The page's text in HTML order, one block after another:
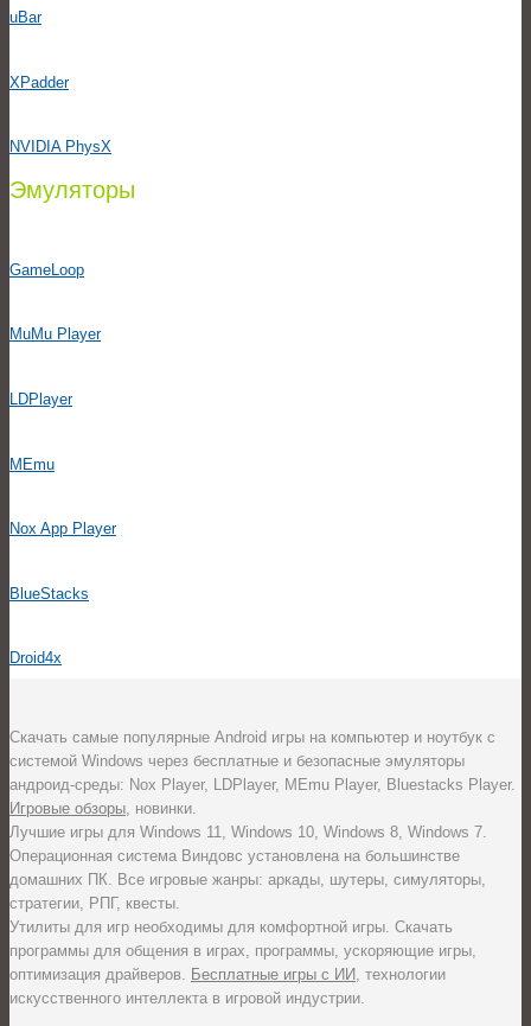
uBar
XPadder
NVIDIA PhysX
Эмуляторы
GameLoop
MuMu Player
LDPlayer
MEmu
Nox App Player
BlueStacks
Droid4x
Скачать самые популярные Android игры на компьютер и ноутбук с
системой Windows через бесплатные и безопасные эмуляторы
андроид-среды: Nox Player, LDPlayer, MEmu Player, Bluestacks Player.
Игровые обзоры, новинки.
Лучшие игры для Windows 11, Windows 10, Windows 8, Windows 7.
Операционная система Виндовс установлена на большинстве
домашних ПК. Все игровые жанры: аркады, шутеры, симуляторы,
стратегии, РПГ, квесты.
Утилиты для игр необходимы для комфортной игры. Скачать
программы для общения в играх, программы, ускоряющие игры,
оптимизация драйверов. Бесплатные игры с ИИ, технологии
искусственного интеллекта в игровой индустрии.